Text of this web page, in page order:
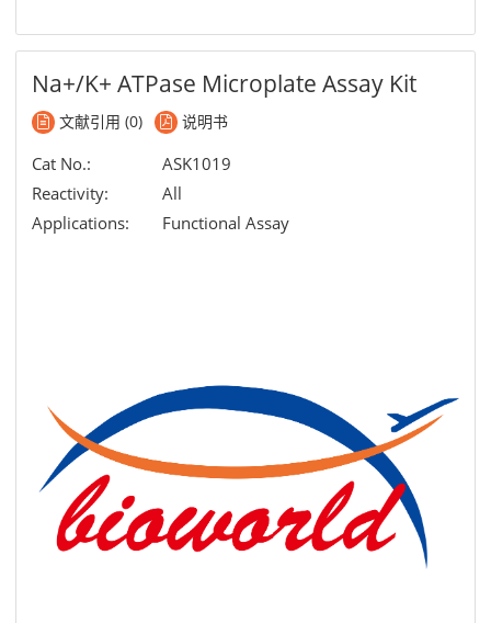
Na+/K+ ATPase Microplate Assay Kit
文献引用 (0) 说明书
Cat No.:
ASK1019
Reactivity:
All
Applications:
Functional Assay